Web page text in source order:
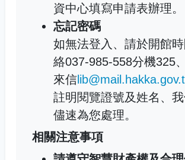
資中心填寫申請表辦理。
忘記密碼
如無法登入、請於開館
絡037-985-558分機325
來信
註明閱覽證號及姓名、
儘速為您處理。
相關注意事項